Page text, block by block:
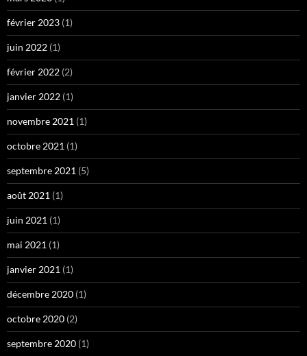
février 2023 (1)
juin 2022 (1)
février 2022 (2)
janvier 2022 (1)
novembre 2021 (1)
octobre 2021 (1)
septembre 2021 (5)
août 2021 (1)
juin 2021 (1)
mai 2021 (1)
janvier 2021 (1)
décembre 2020 (1)
octobre 2020 (2)
septembre 2020 (1)